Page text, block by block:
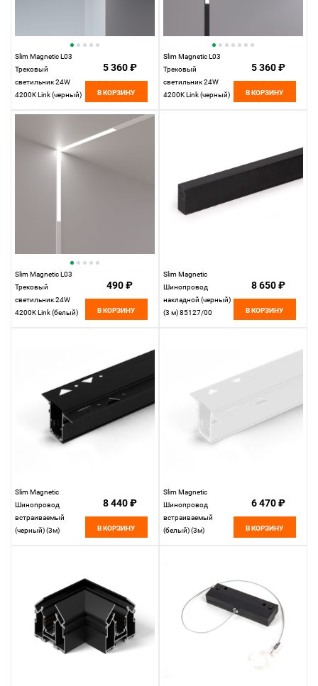
Slim Magnetic L03
Трековый
светильник 24W
4200K Link (черный)
5 360 ₽
В КОРЗИНУ
Slim Magnetic L03
Трековый
светильник 24W
4200K Link (черный)
5 360 ₽
В КОРЗИНУ
Slim Magnetic L03
Трековый
светильник 24W
4200K Link (белый)
490 ₽
В КОРЗИНУ
Slim Magnetic
Шинопровод
накладной (черный)
(3 м) 85127/00
8 650 ₽
В КОРЗИНУ
Slim Magnetic
Шинопровод
встраиваемый
(черный) (3м)
8 440 ₽
В КОРЗИНУ
Slim Magnetic
Шинопровод
встраиваемый
(белый) (3м)
6 470 ₽
В КОРЗИНУ